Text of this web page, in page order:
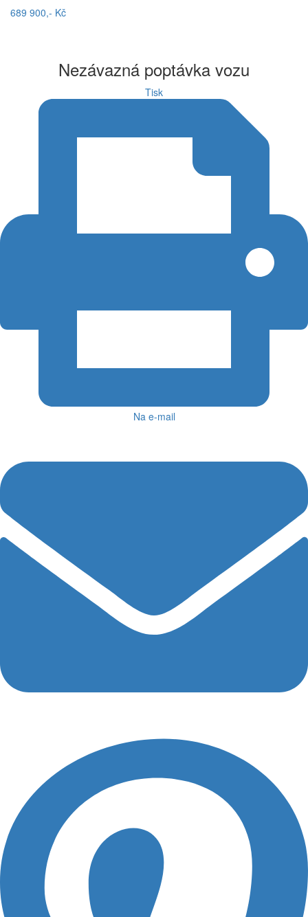
689 900,- Kč
Nezávazná poptávka vozu
Tisk
Na e-mail